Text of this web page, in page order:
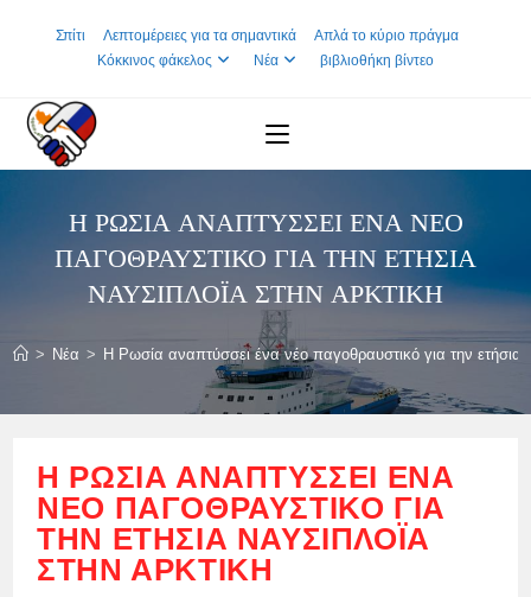
Σπίτι Λεπτομέρειες για τα σημαντικά
Απλά το κύριο πράγμα
Κόκκινος φάκελος
Νέα βιβλιοθήκη βίντεο
Η ΡΩΣΊΑ ΑΝΑΠΤΎΣΣΕΙ ΈΝΑ ΝΈΟ
ΠΑΓΟΘΡΑΥΣΤΙΚΌ ΓΙΑ ΤΗΝ ΕΤΉΣΙΑ
ΝΑΥΣΙΠΛΟΪ́Α ΣΤΗΝ ΑΡΚΤΙΚΉ
> Νέα > Η Ρωσία αναπτύσσει ένα νέο παγοθραυστικό για την ετήσια
Η ΡΩΣΊΑ ΑΝΑΠΤΎΣΣΕΙ ΈΝΑ
ΝΈΟ ΠΑΓΟΘΡΑΥΣΤΙΚΌ ΓΙΑ
ΤΗΝ ΕΤΉΣΙΑ ΝΑΥΣΙΠΛΟΪ́Α
ΣΤΗΝ ΑΡΚΤΙΚΉ